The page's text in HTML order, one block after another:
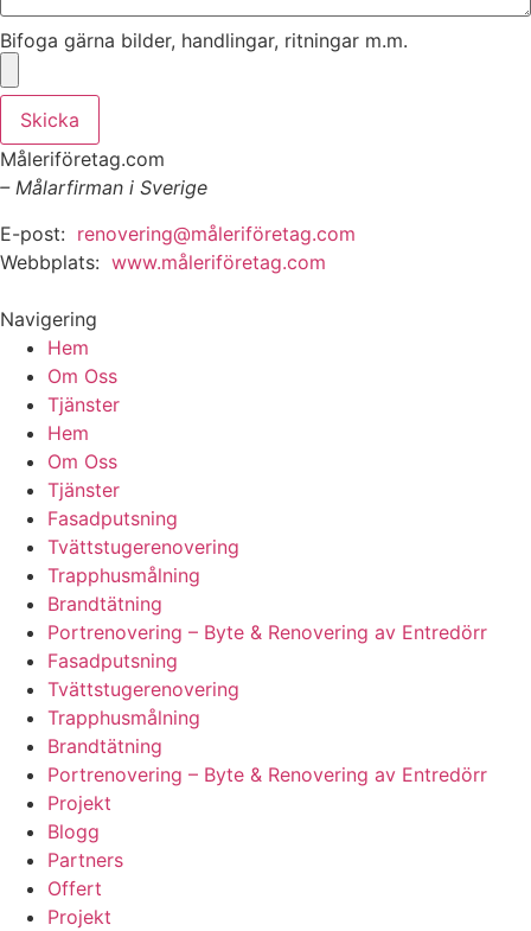
Bifoga gärna bilder, handlingar, ritningar m.m.
Skicka
Måleriföretag.com
– Målarfirman i Sverige
E-post: renovering@måleriföretag.com
Webbplats: www.måleriföretag.com
Navigering
Hem
Om Oss
Tjänster
Hem
Om Oss
Tjänster
Fasadputsning
Tvättstugerenovering
Trapphusmålning
Brandtätning
Portrenovering – Byte & Renovering av Entredörr
Fasadputsning
Tvättstugerenovering
Trapphusmålning
Brandtätning
Portrenovering – Byte & Renovering av Entredörr
Projekt
Blogg
Partners
Offert
Projekt